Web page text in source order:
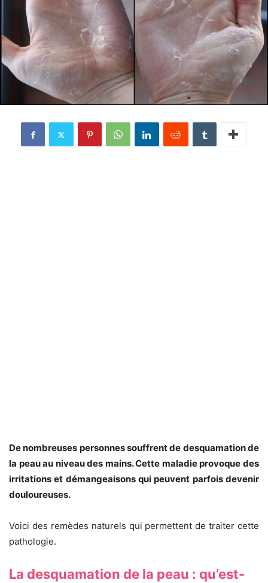
De nombreuses personnes souffrent de desquamation de
la peau au niveau des mains. Cette maladie provoque des
irritations et démangeaisons qui peuvent parfois devenir
douloureuses.
Voici des remèdes naturels qui permettent de traiter cette
pathologie.
La desquamation de la peau : qu’est-